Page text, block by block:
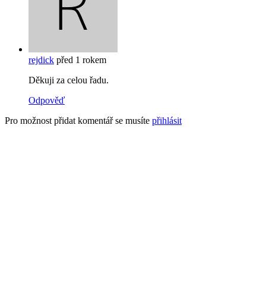
rejdick před 1 rokem
Děkuji za celou řadu.
Odpověď
Pro možnost přidat komentář se musíte přihlásit